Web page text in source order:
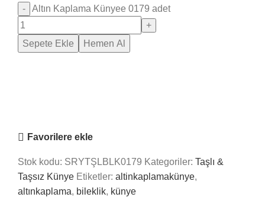
Altın Kaplama Künyee 0179 adet
Sepete Ekle Hemen Al
Favorilere ekle
Stok kodu: SRYTŞLBLK0179 Kategoriler: Taşlı &
Taşsız Künye Etiketler: altinkaplamakünye,
altınkaplama, bileklik, künye